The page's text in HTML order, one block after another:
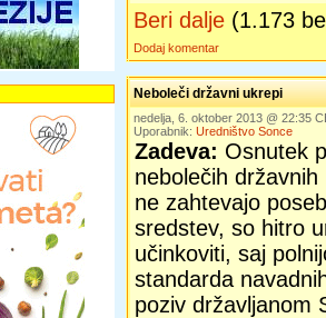
Beri dalje (1.173
Dodaj komentar
Neboleči državni ukrepi
nedelja, 6. oktober 2013 @ 22:35
Uporabnik: Uredništvo Sonce
Zadeva: Osnutek
nebolečih
ne zahtevajo
sredstev, so hitro
učinkoviti, saj
standarda
poziv državljanom